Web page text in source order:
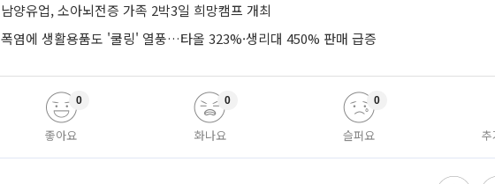
남양유업, 소아뇌전증 가족 2박3일 희망캠프 개최
폭염에 생활용품도 '쿨링' 열풍…타올 323%·생리대 450% 판매 급증
좋아요
0
화나요
0
슬퍼요
0